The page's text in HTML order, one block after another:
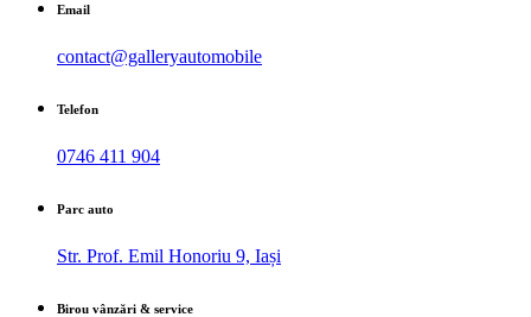
Email
contact@galleryautomobile
Telefon
0746 411 904
Parc auto
Str. Prof. Emil Honoriu 9, Iași
Birou vânzări & service